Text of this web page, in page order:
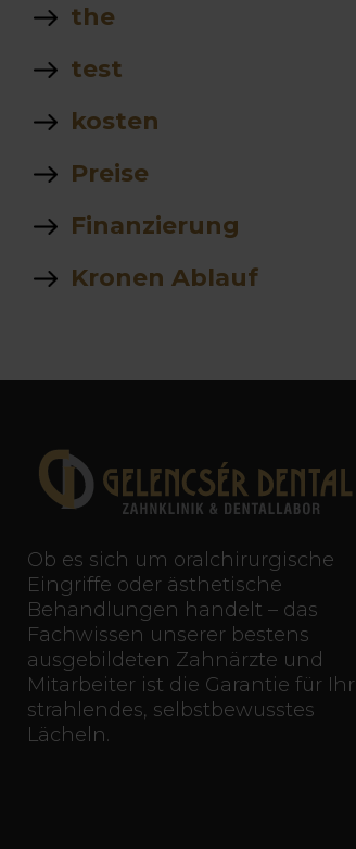
the
test
kosten
Preise
Finanzierung
Kronen Ablauf
Ob es sich um oralchirurgische
Eingriffe oder ästhetische
Behandlungen handelt – das
Fachwissen unserer bestens
ausgebildeten Zahnärzte und
Mitarbeiter ist die Garantie für Ihr
strahlendes, selbstbewusstes
Lächeln.